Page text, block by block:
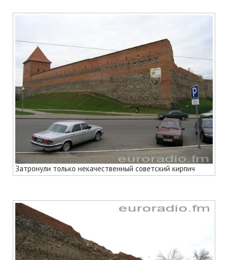
Затронули только некачественный советский кирпич